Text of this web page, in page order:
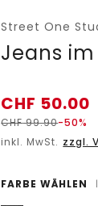
Street One
Jeans
CHF 50.00
CHF99.90-50%
inkl. MwSt. zzgl.
FARBE WÄHLEN |